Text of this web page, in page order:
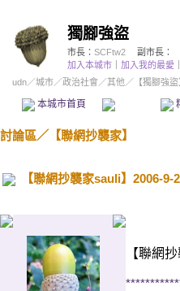
獨腳強盜
市長： SCFtw2
副市長：
加入本城市
加入我的最愛
udn／城市／政治社會 ／其他 ／ 【獨腳強
本城市首頁
討論區／ 【聯網抄襲家】
【聯網抄襲家sauli】2006-9-
【聯網